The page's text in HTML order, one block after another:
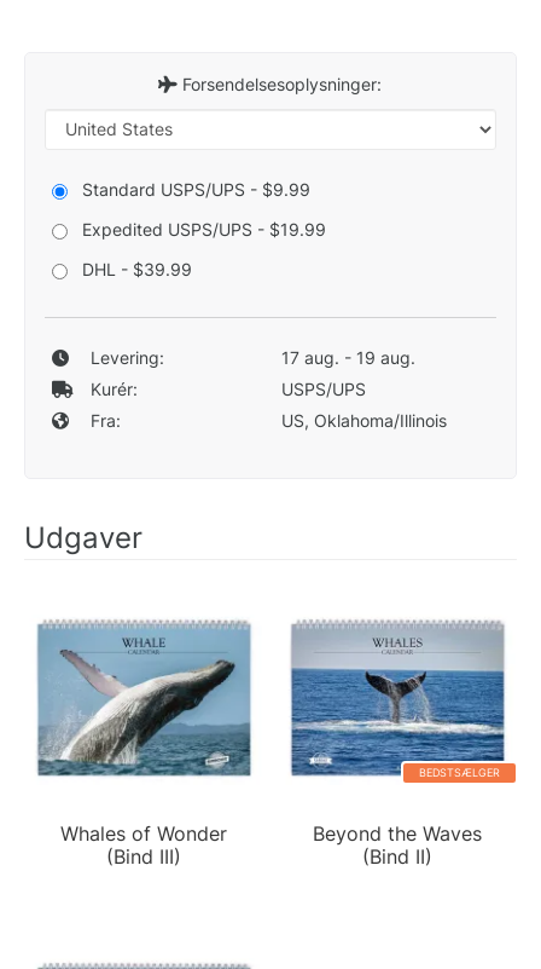
Forsendelsesoplysninger:
Standard USPS/UPS - $9.99
Expedited USPS/UPS - $19.99
DHL - $39.99
Levering:
17 aug. - 19 aug.
Kurér:
USPS/UPS
Fra:
US, Oklahoma/Illinois
Udgaver
Whales of Wonder
(Bind III)
BEDSTSÆLGER
Beyond the Waves
(Bind II)